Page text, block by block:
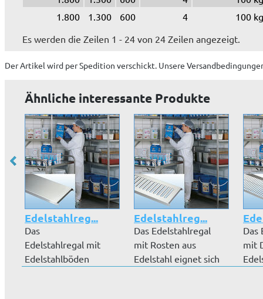
1.800
1.300 600 4
100 kg
Es werden die Zeilen 1 - 24 von 24 Zeilen angezeigt.
Der Artikel wird per Spedition verschickt. Unsere
Ähnliche interessante Produkte
Edelstahlreg...
Das
Edelstahlregal mit
Edelstahlböden
Edelstahlreg...
Das Edelstahlregal
mit Rosten aus
Edelstahl eignet sich
Das
mit